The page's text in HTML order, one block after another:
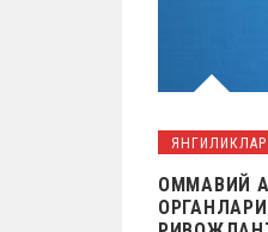
ЯНГИЛИКЛАР
ОММАВИЙ